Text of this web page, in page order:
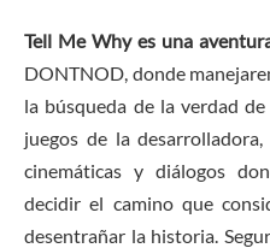
Tell Me Why es una
DONTNOD, donde
la búsqueda de la verdad
juegos de la
cinemáticas y diálogos
decidir el camino que
desentrañar la historia.